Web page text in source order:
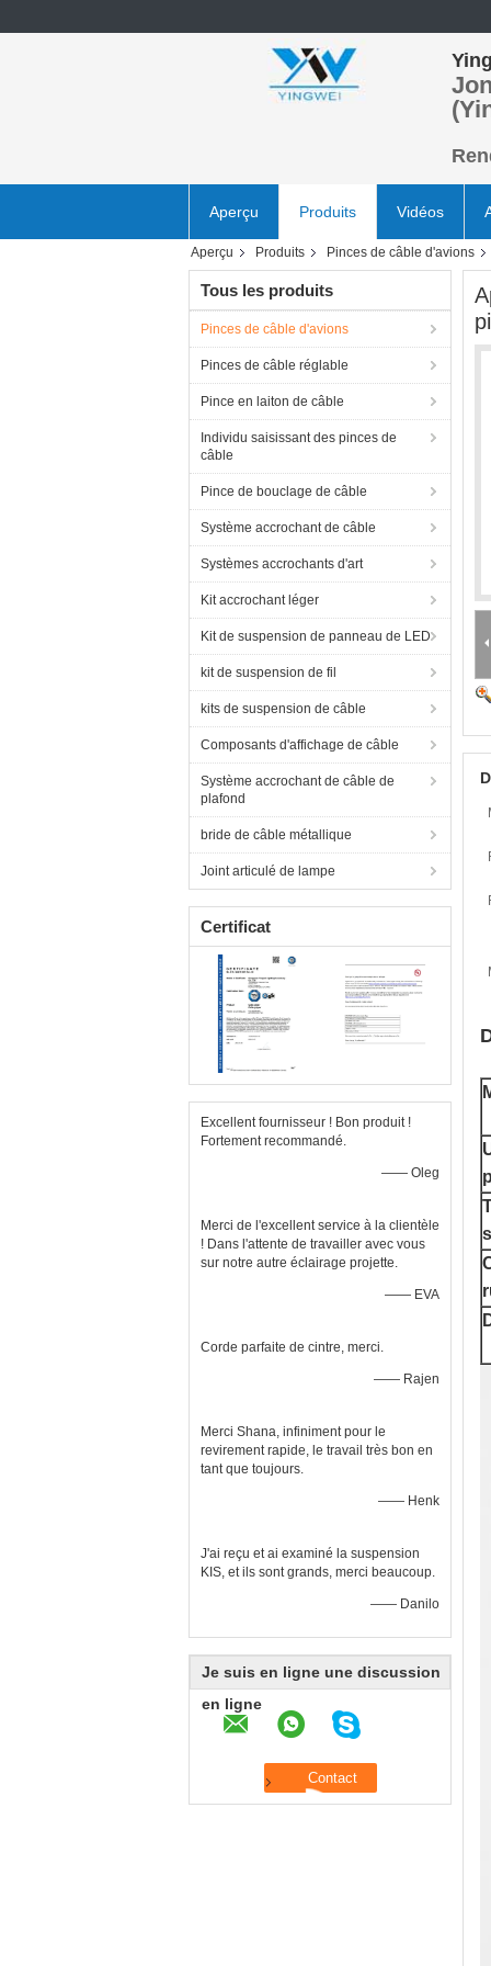
Aperçu Produits Vidéos
Aperçu Produits Pinces de câble d'avions
Tous les produits
Pinces de câble d'avions
Pinces de câble réglable
Pince en laiton de câble
Individu saisissant des pinces de
câble
Pince de bouclage de câble
Système accrochant de câble
Systèmes accrochants d'art
Kit accrochant léger
Kit de suspension de panneau de LED
kit de suspension de fil
kits de suspension de câble
Composants d'affichage de câble
Système accrochant de câble de
plafond
bride de câble métallique
Joint articulé de lampe
Certificat
Excellent fournisseur ! Bon produit !
Fortement recommandé.
—— Oleg
Merci de l'excellent service à la clientèle
! Dans l'attente de travailler avec vous
sur notre autre éclairage projette.
—— EVA
Corde parfaite de cintre, merci.
—— Rajen
Merci Shana, infiniment pour le
revirement rapide, le travail très bon en
tant que toujours.
—— Henk
J'ai reçu et ai examiné la suspension
KIS, et ils sont grands, merci beaucoup.
—— Danilo
Je suis en ligne une discussion
en ligne